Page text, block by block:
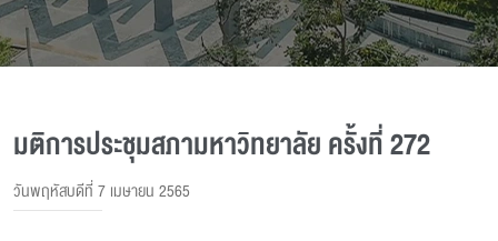
มติการประชุมสภามหาวิทยาลัย ครั้งที่ 272
วันพฤหัสบดีที่ 7 เมษายน 2565